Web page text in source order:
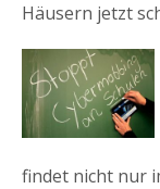
Häusern jetzt
findet nicht nur